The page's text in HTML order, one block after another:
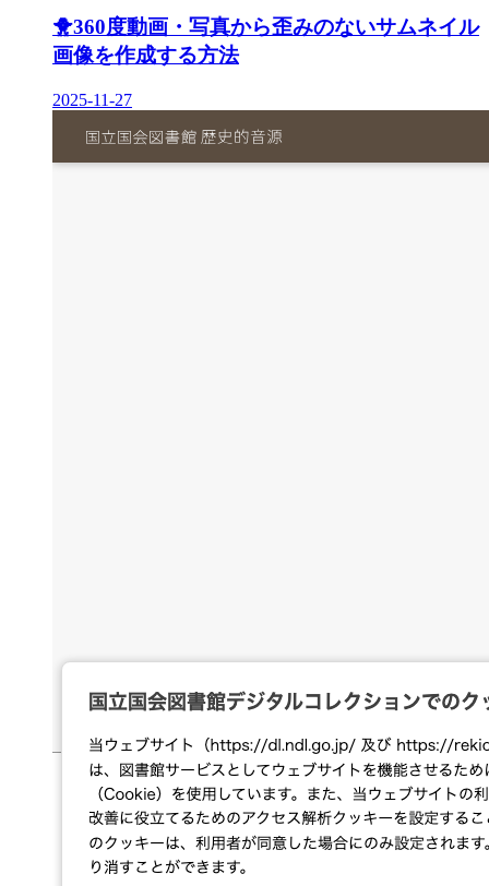
🐥360度動画・写真から歪みのないサムネイル
画像を作成する方法
2025-11-27